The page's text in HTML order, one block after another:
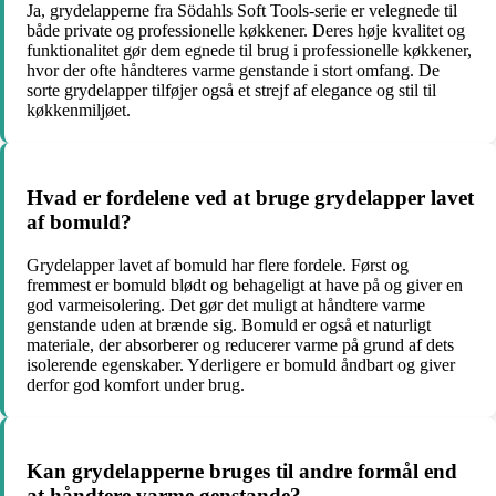
Ja, grydelapperne fra Södahls Soft Tools-serie er velegnede til
både private og professionelle køkkener. Deres høje kvalitet og
funktionalitet gør dem egnede til brug i professionelle køkkener,
hvor der ofte håndteres varme genstande i stort omfang. De
sorte grydelapper tilføjer også et strejf af elegance og stil til
køkkenmiljøet.
Hvad er fordelene ved at bruge grydelapper lavet
af bomuld?
Grydelapper lavet af bomuld har flere fordele. Først og
fremmest er bomuld blødt og behageligt at have på og giver en
god varmeisolering. Det gør det muligt at håndtere varme
genstande uden at brænde sig. Bomuld er også et naturligt
materiale, der absorberer og reducerer varme på grund af dets
isolerende egenskaber. Yderligere er bomuld åndbart og giver
derfor god komfort under brug.
Kan grydelapperne bruges til andre formål end